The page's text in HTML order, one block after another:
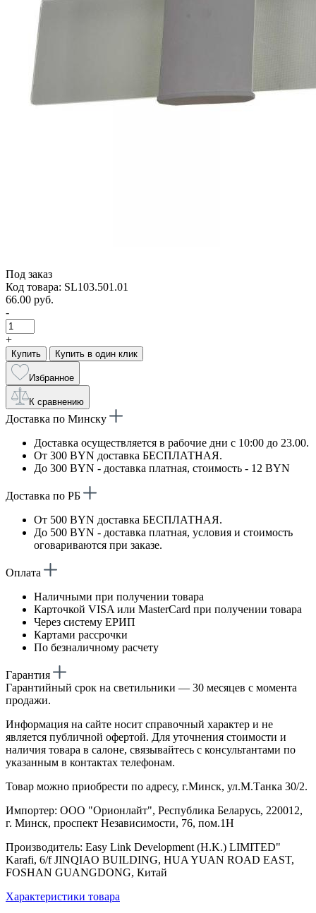
Под заказ
Код товара: SL103.501.01
66.00 руб.
-
+
Купить Купить в один клик
Избранное
К сравнению
Доставка по Минску
Доставка осуществляется в рабочие дни с 10:00 до 23.00.
От 300 BYN доставка БЕСПЛАТНАЯ.
До 300 BYN - доставка платная, стоимость - 12 BYN
Доставка по РБ
От 500 BYN доставка БЕСПЛАТНАЯ.
До 500 BYN - доставка платная, условия и стоимость
оговариваются при заказе.
Оплата
Наличными при получении товара
Карточкой VISA или MasterCard при получении товара
Через систему ЕРИП
Картами рассрочки
По безналичному расчету
Гарантия
Гарантийный срок на светильники — 30 месяцев с момента
продажи.
Информация на сайте носит справочный характер и не
является публичной офертой. Для уточнения стоимости и
наличия товара в салоне, связывайтесь с консультантами по
указанным в контактах телефонам.
Товар можно приобрести по адресу, г.Минск, ул.М.Танка 30/2.
Импортер: ООО "Орионлайт", Республика Беларусь, 220012,
г. Минск, проспект Независимости, 76, пом.1Н
Производитель: Easy Link Development (H.K.) LIMITED"
Karafi, 6/f JINQIAO BUILDING, HUA YUAN ROAD EAST,
FOSHAN GUANGDONG, Китай
Характеристики товара